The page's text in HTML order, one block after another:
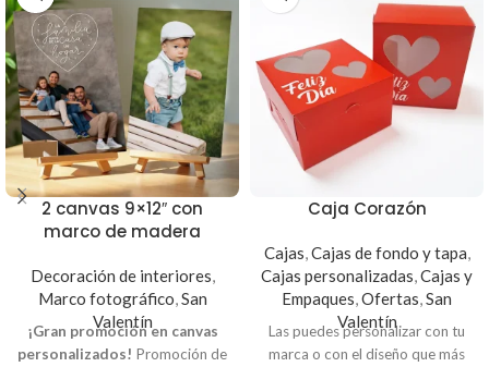
2 canvas 9×12″ con
marco de madera
Decoración de interiores,
Marco fotográfico,San
Valentín
¡Gran promoción en canvas
personalizados! Promoción de
Caja Corazón
Cajas,Cajas de fondo y tapa,
Cajas personalizadas,Cajas y
Empaques,Ofertas,San
Valentín
Las puedes personalizar con tu
marca o con el diseño que más